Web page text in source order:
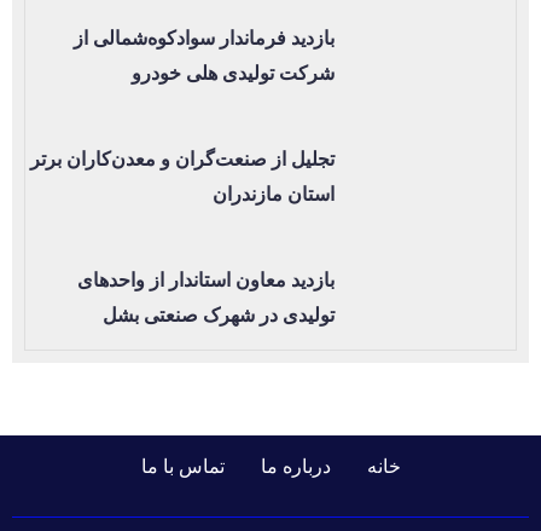
بازدید فرماندار سوادکوه‌شمالی از
شرکت تولیدی هلی خودرو
تجلیل از صنعت‌گران و معدن‌کاران برتر
استان مازندران
بازدید معاون استاندار از واحدهای
تولیدی در شهرک صنعتی بشل
خانه درباره ما تماس با ما